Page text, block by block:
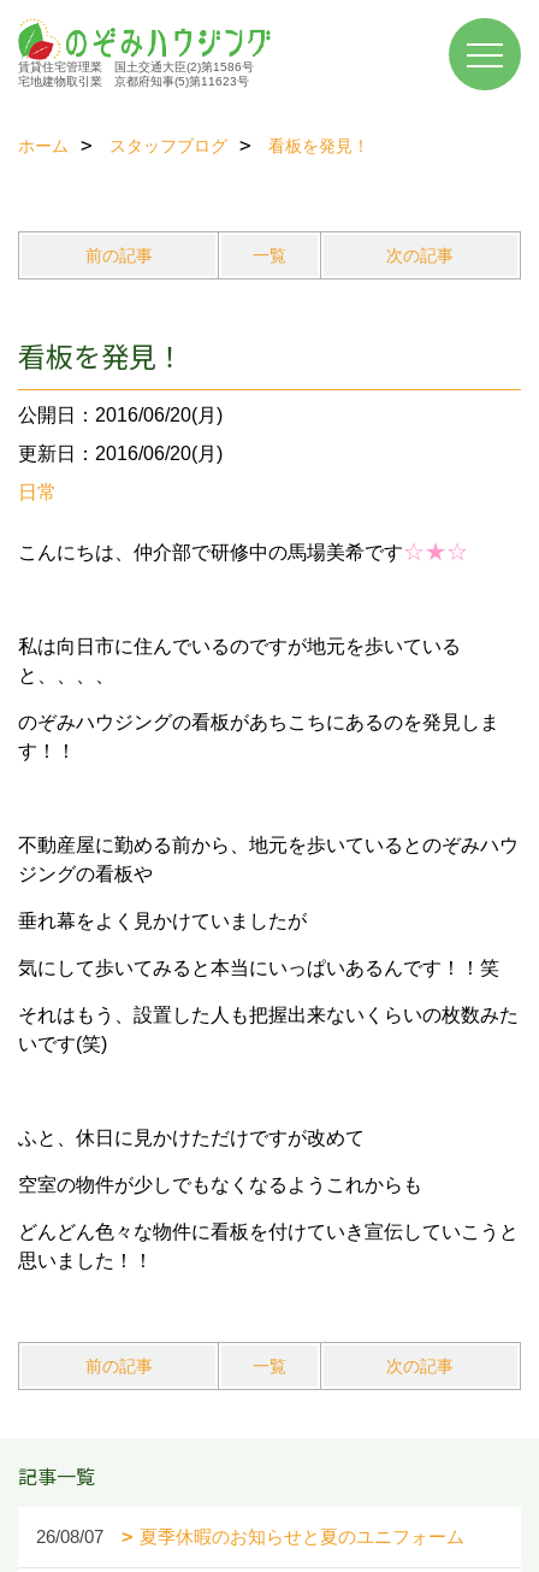
賃貸住宅管理業 国土交通大臣(2)第1586号
宅地建物取引業 京都府知事(5)第11623号
ホーム スタッフブログ 看板を発見！
前の記事 一覧 次の記事
看板を発見！
公開日：2016/06/20(月)
更新日：2016/06/20(月)
日常
こんにちは、仲介部で研修中の馬場美希です☆★☆
私は向日市に住んでいるのですが地元を歩いている
と、、、、
のぞみハウジングの看板があちこちにあるのを発見しま
す！！
不動産屋に勤める前から、地元を歩いているとのぞみハウ
ジングの看板や
垂れ幕をよく見かけていましたが
気にして歩いてみると本当にいっぱいあるんです！！笑
それはもう、設置した人も把握出来ないくらいの枚数みた
いです(笑)
ふと、休日に見かけただけですが改めて
空室の物件が少しでもなくなるようこれからも
どんどん色々な物件に看板を付けていき宣伝していこうと
思いました！！
前の記事 一覧 次の記事
記事一覧
26/08/07 夏季休暇のお知らせと夏のユニフォーム